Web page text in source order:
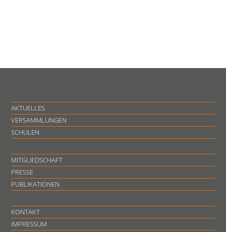
AKTUELLES
VERSAMMLUNGEN
SCHULEN
MITGLIEDSCHAFT
PRESSE
PUBLIKATIONEN
KONTAKT
IMPRESSUM